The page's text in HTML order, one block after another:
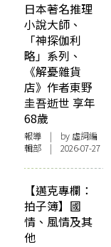
日本著名推理
小說大師、
「神探伽利
略」系列、
《解憂雜貨
店》作者東野
圭吾逝世 享年
68歲
報導 | by 虛詞編
輯部 | 2026-07-27
【邁克專欄：
拍子簿】國
情、風情及其
他